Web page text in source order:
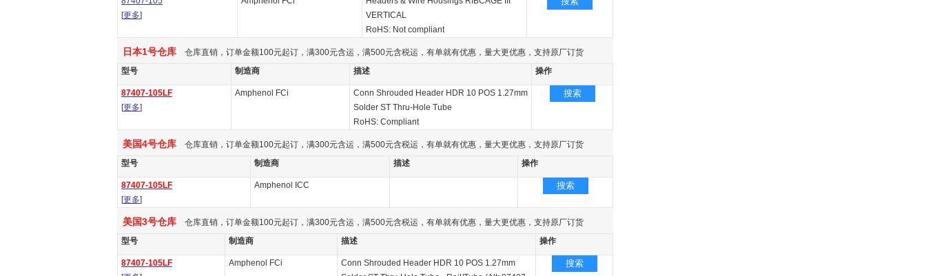
[更多]
VERTICAL
RoHS: Not compliant
日本1号仓库 仓库直销，订单金额100元起订，满300元含运，满500元含税运，有单就有优惠，量大更优惠，支持原厂订货
型号
制造商 描述 操作
87407-105LF
[更多]
Amphenol FCi
Conn Shrouded Header HDR 10 POS 1.27mm
Solder ST Thru-Hole Tube
RoHS: Compliant
搜索
美国4号仓库 仓库直销，订单金额100元起订，满300元含运，满500元含税运，有单就有优惠，量大更优惠，支持原厂订货
型号
制造商 描述 操作
87407-105LF
[更多]
Amphenol ICC 搜索
美国3号仓库 仓库直销，订单金额100元起订，满300元含运，满500元含税运，有单就有优惠，量大更优惠，支持原厂订货
型号
制造商 描述 操作
87407-105LF
Amphenol FCi
Conn Shrouded Header HDR 10 POS 1.27mm
搜索